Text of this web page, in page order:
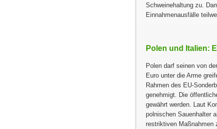
Schweinehaltung zu.
Einnahmenausfälle
Polen und Italien:
Polen darf seinen von
Euro unter die Arme
Rahmen des EU-
genehmigt. Die
gewährt werden. Laut
polnischen Sauenhalter
restriktiven Maßnahmen